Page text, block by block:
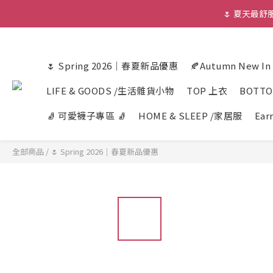
🌷 夏天最舒
🌷 Spring 2026｜春夏新品優惠
🍂Autumn New
LIFE & GOODS /生活雜貨小物
TOP 上衣
🧦 可愛襪子專區 🧦
HOME & SLEEP /家居服
全部商品 / 🌷 Spring 2026｜春夏新品優惠